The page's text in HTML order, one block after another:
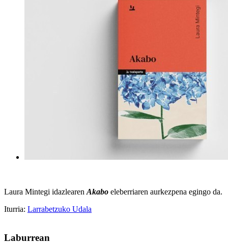
Laura Mintegi idazlearen Akabo eleberriaren aurkezpena egingo da.
Iturria: Larrabetzuko Udala
Laburrean